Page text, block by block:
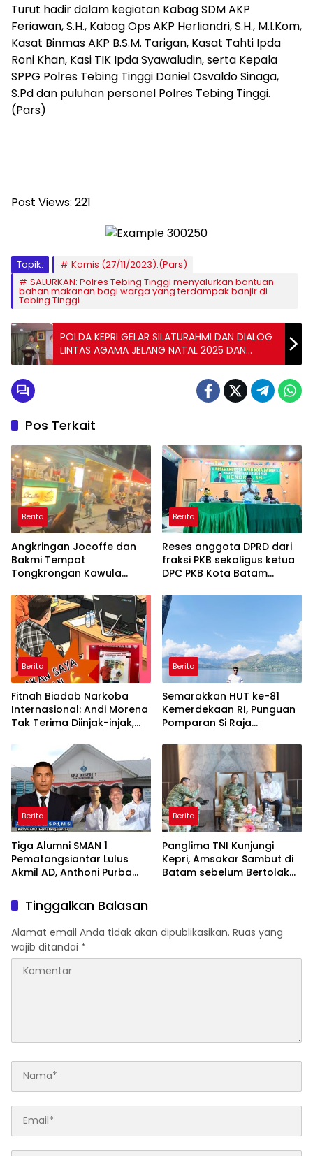
Turut hadir dalam kegiatan Kabag SDM AKP
Feriawan, S.H., Kabag Ops AKP Herliandri, S.H., M.I.Kom,
Kasat Binmas AKP B.S.M. Tarigan, Kasat Tahti Ipda
Roni Khan, Kasi TIK Ipda Syawaludin, serta Kepala
SPPG Polres Tebing Tinggi Daniel Osvaldo Sinaga,
S.Pd dan puluhan personel Polres Tebing Tinggi.
(Pars)
Post Views: 221
Topik:
Kamis (27/11/2023).(Pars)
SALURKAN: Polres Tebing Tinggi menyalurkan bantuan
bahan makanan bagi warga yang terdampak banjir di
Tebing Tinggi
POLDA KEPRI GELAR SILATURAHMI DAN DIALOG
LINTAS AGAMA JELANG NATAL 2025 DAN
TAHUN BARU 2026
Pos Terkait
Berita
Angkringan Jocoffe dan
Bakmi Tempat
Tongkrongan Kawula
Pematangsiantar
Berita
Reses anggota DPRD dari
fraksi PKB sekaligus ketua
DPC PKB Kota Batam
usulan Warga Patam
Indah Minta Jalan,
Ambulans, dan Sarana
Olahraga
Berita
Fitnah Biadab Narkoba
Internasional: Andi Morena
Tak Terima Diinjak-injak,
Penyebar Hoaks ke Polda
Kepri!
Berita
Semarakkan HUT ke-81
Kemerdekaan RI, Punguan
Pomparan Si Raja
Gelar Berbagai
Perlombaan
Berita
Tiga Alumni SMAN 1
Pematangsiantar Lulus
Akmil AD, Anthoni Purba
Berita
Panglima TNI Kunjungi
Kepri, Amsakar Sambut di
Batam sebelum Bertolak
Tinggalkan Balasan
Alamat email Anda tidak akan dipublikasikan. Ruas yang
wajib ditandai *